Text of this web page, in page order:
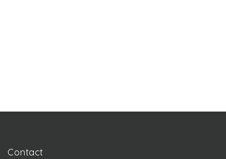
Contact